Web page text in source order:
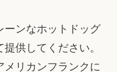
ーンなホットドッグ
供してください。
リカンフランクに